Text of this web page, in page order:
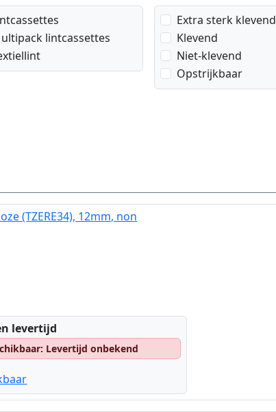
lintcassettes
Extra sterk klevend
Klevend
Niet-klevend
Opstrijkbaar
(TZERE34), 12mm, non
levertijd
Levertijd onbekend